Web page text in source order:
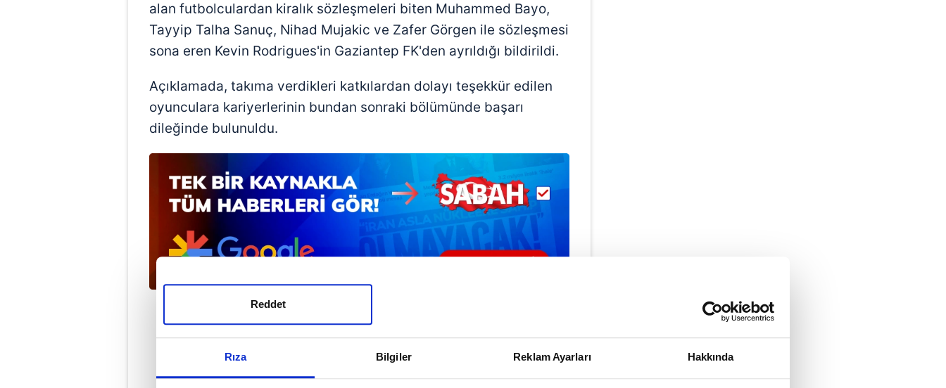
Rıza Bilgiler Reklam Ayarları Hakkında
Reddet
alan futbolculardan kiralık sözleşmeleri biten Muhammed Bayo,
Tayyip Talha Sanuç, Nihad Mujakic ve Zafer Görgen ile sözleşmesi
sona eren Kevin Rodrigues'in Gaziantep FK'den ayrıldığı bildirildi.
Açıklamada, takıma verdikleri katkılardan dolayı teşekkür edilen
oyunculara kariyerlerinin bundan sonraki bölümünde başarı
dileğinde bulunuldu.
Haber Girişi
Doğukan Yıldırım - Editör